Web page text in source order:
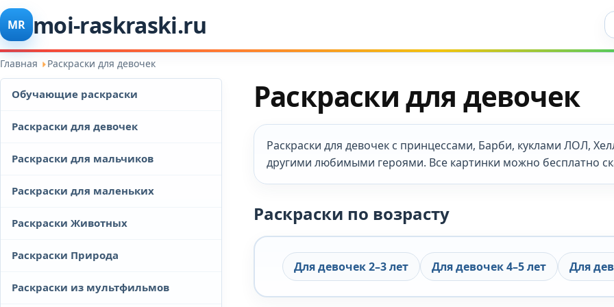
MR moi-raskraski.ru
Главная Раскраски для девочек
Обучающие раскраски
Раскраски для девочек
Раскраски для мальчиков
Раскраски для маленьких
Раскраски Животных
Раскраски Природа
Раскраски из мультфильмов
Раскраски для девочек
Раскраски для девочек с принцессами, Барби, куклами ЛОЛ,
другими любимыми героями. Все картинки можно бесплатно
Раскраски по возрасту
Для девочек 2–3 лет Для девочек 4–5 лет Для